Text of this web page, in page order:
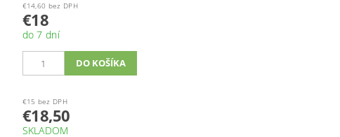
€14,60 bez DPH
€18
do 7 dní
€15 bez DPH
€18,50
SKLADOM